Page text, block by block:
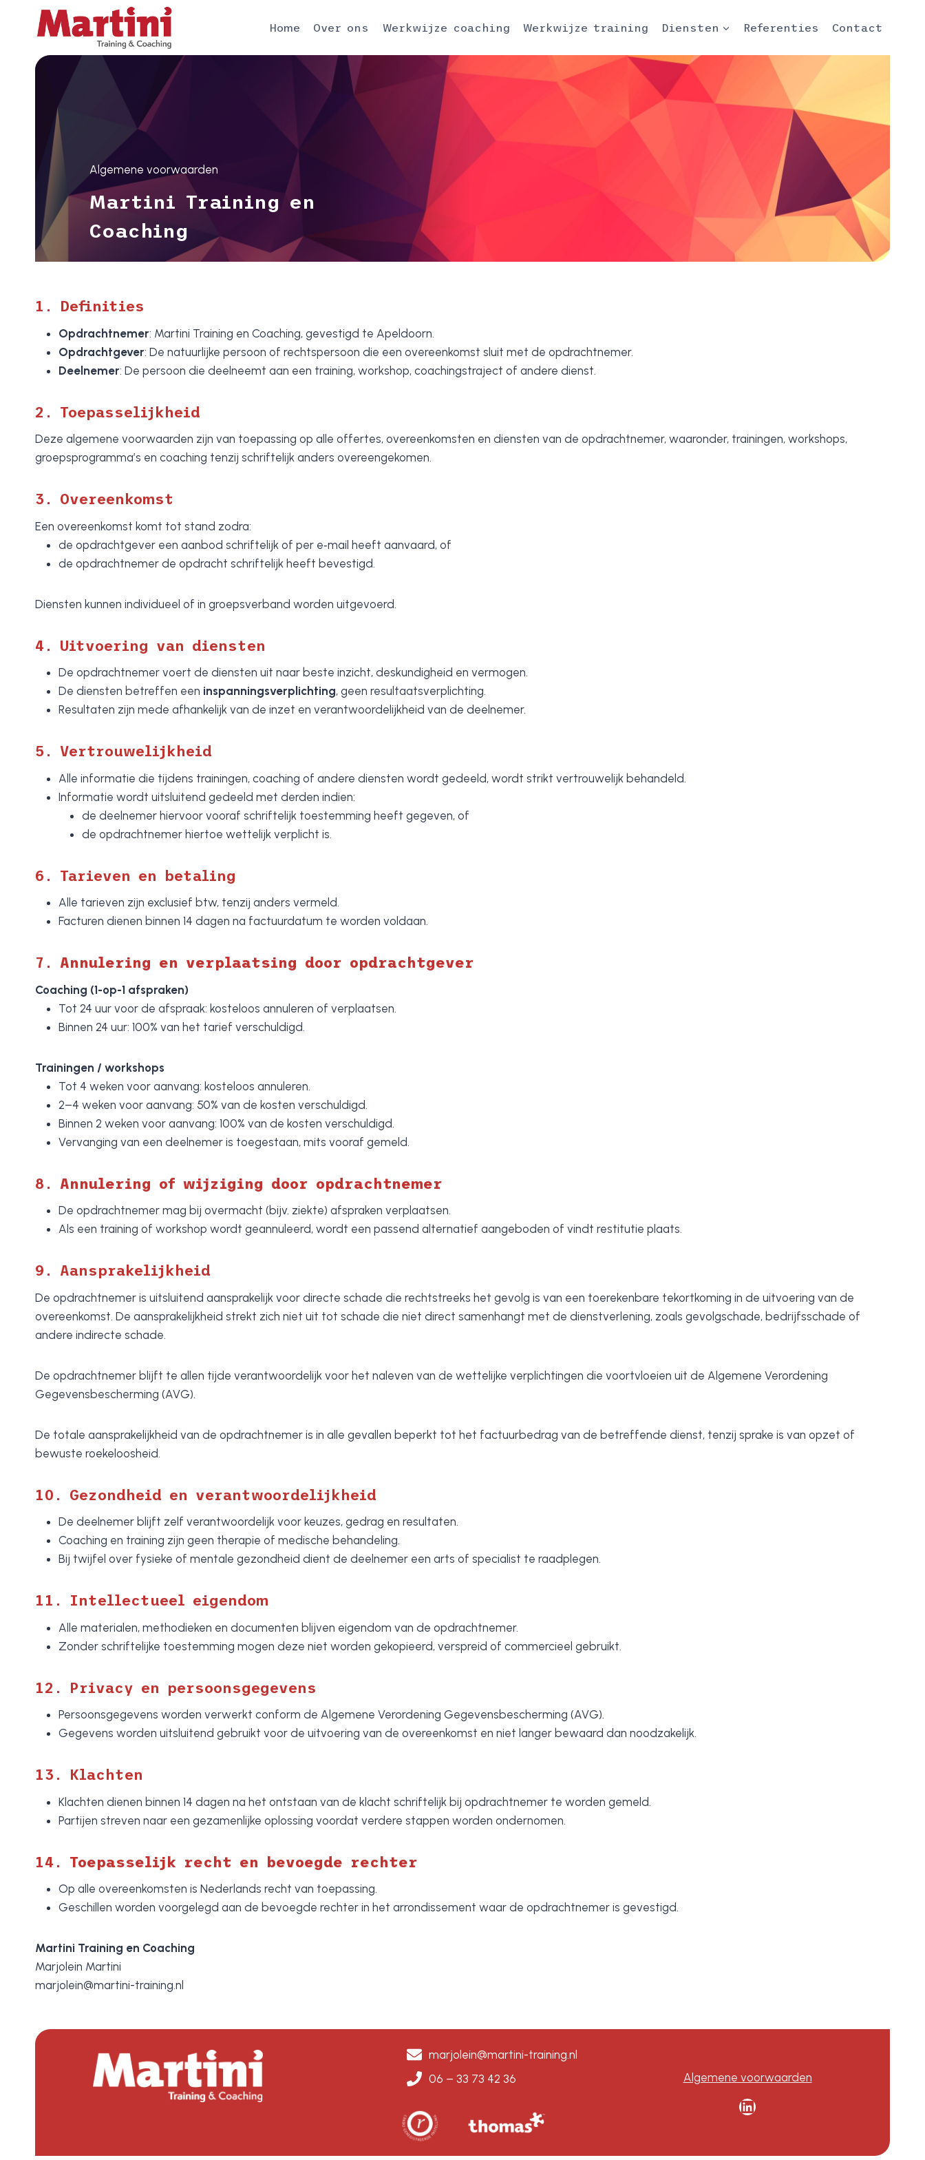
Doorgaan
Home Over ons Werkwijze coaching Werkwijze training Diensten Referenties Contact
Algemene voorwaarden
Martini Training en
Coaching
1. Definities
Opdrachtnemer: Martini Training en Coaching, gevestigd te Apeldoorn.
Opdrachtgever: De natuurlijke persoon of rechtspersoon die een overeenkomst sluit met de opdrachtnemer.
Deelnemer: De persoon die deelneemt aan een training, workshop, coachingstraject of andere dienst.
2. Toepasselijkheid
Deze algemene voorwaarden zijn van toepassing op alle offertes, overeenkomsten en diensten van de opdrachtnemer, waaronder, trainingen, workshops,
groepsprogramma’s en coaching tenzij schriftelijk anders overeengekomen.
3. Overeenkomst
Een overeenkomst komt tot stand zodra:
de opdrachtgever een aanbod schriftelijk of per e‑mail heeft aanvaard, of
de opdrachtnemer de opdracht schriftelijk heeft bevestigd.
Diensten kunnen individueel of in groepsverband worden uitgevoerd.
4. Uitvoering van diensten
De opdrachtnemer voert de diensten uit naar beste inzicht, deskundigheid en vermogen.
De diensten betreffen een inspanningsverplichting, geen resultaatsverplichting.
Resultaten zijn mede afhankelijk van de inzet en verantwoordelijkheid van de deelnemer.
5. Vertrouwelijkheid
Alle informatie die tijdens trainingen, coaching of andere diensten wordt gedeeld, wordt strikt vertrouwelijk behandeld.
Informatie wordt uitsluitend gedeeld met derden indien:
de deelnemer hiervoor vooraf schriftelijk toestemming heeft gegeven, of
de opdrachtnemer hiertoe wettelijk verplicht is.
6. Tarieven en betaling
Alle tarieven zijn exclusief btw, tenzij anders vermeld.
Facturen dienen binnen 14 dagen na factuurdatum te worden voldaan.
7. Annulering en verplaatsing door opdrachtgever
Coaching (1-op-1 afspraken)
Tot 24 uur voor de afspraak: kosteloos annuleren of verplaatsen.
Binnen 24 uur: 100% van het tarief verschuldigd.
Trainingen / workshops
Tot 4 weken voor aanvang: kosteloos annuleren.
2–4 weken voor aanvang: 50% van de kosten verschuldigd.
Binnen 2 weken voor aanvang: 100% van de kosten verschuldigd.
Vervanging van een deelnemer is toegestaan, mits vooraf gemeld.
8. Annulering of wijziging door opdrachtnemer
De opdrachtnemer mag bij overmacht (bijv. ziekte) afspraken verplaatsen.
Als een training of workshop wordt geannuleerd, wordt een passend alternatief aangeboden of vindt restitutie plaats.
9. Aansprakelijkheid
De opdrachtnemer is uitsluitend aansprakelijk voor directe schade die rechtstreeks het gevolg is van een toerekenbare tekortkoming in de uitvoering van de
overeenkomst. De aansprakelijkheid strekt zich niet uit tot schade die niet direct samenhangt met de dienstverlening, zoals gevolgschade, bedrijfsschade of
andere indirecte schade.
De opdrachtnemer blijft te allen tijde verantwoordelijk voor het naleven van de wettelijke verplichtingen die voortvloeien uit de Algemene Verordening
Gegevensbescherming (AVG).
De totale aansprakelijkheid van de opdrachtnemer is in alle gevallen beperkt tot het factuurbedrag van de betreffende dienst, tenzij sprake is van opzet of
bewuste roekeloosheid.
10. Gezondheid en verantwoordelijkheid
De deelnemer blijft zelf verantwoordelijk voor keuzes, gedrag en resultaten.
Coaching en training zijn geen therapie of medische behandeling.
Bij twijfel over fysieke of mentale gezondheid dient de deelnemer een arts of specialist te raadplegen.
11. Intellectueel eigendom
Alle materialen, methodieken en documenten blijven eigendom van de opdrachtnemer.
Zonder schriftelijke toestemming mogen deze niet worden gekopieerd, verspreid of commercieel gebruikt.
12. Privacy en persoonsgegevens
Persoonsgegevens worden verwerkt conform de Algemene Verordening Gegevensbescherming (AVG).
Gegevens worden uitsluitend gebruikt voor de uitvoering van de overeenkomst en niet langer bewaard dan noodzakelijk.
13. Klachten
Klachten dienen binnen 14 dagen na het ontstaan van de klacht schriftelijk bij opdrachtnemer te worden gemeld.
Partijen streven naar een gezamenlijke oplossing voordat verdere stappen worden ondernomen.
14. Toepasselijk recht en bevoegde rechter
Op alle overeenkomsten is Nederlands recht van toepassing.
Geschillen worden voorgelegd aan de bevoegde rechter in het arrondissement waar de opdrachtnemer is gevestigd.
Martini Training en Coaching
Marjolein Martini
marjolein@martini-training.nl
marjolein@martini-training.nl
06 – 33 73 42 36
Algemene voorwaarden
LinkedIn